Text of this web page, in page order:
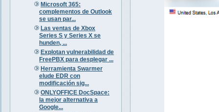
Microsoft 365:
complementos de Outlook
se usan par...
Las ventas de Xbox
Series S y Series X se
hunden, ...
Explotan vulnerabilidad de
FreePBX para desplegar ...
Herramienta Swarmer
elude EDR con
modificación sig...
ONLYOFFICE DocSpace:
la mejor alternativa a
Google...